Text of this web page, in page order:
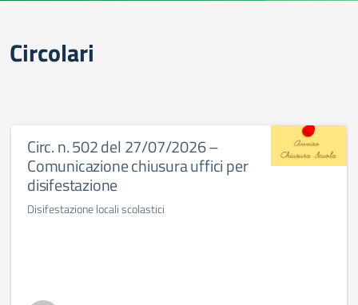
Circolari
Circ. n. 502 del 27/07/2026 –
Comunicazione chiusura uffici per
disifestazione
Disifestazione locali scolastici